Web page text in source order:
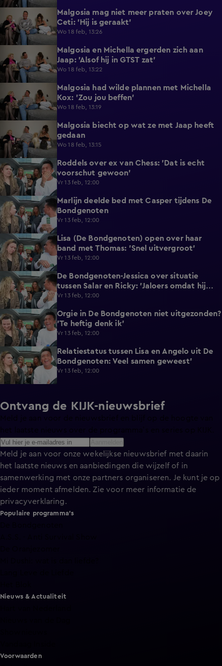
Malgosia mag niet meer praten over Joey
Ceti: 'Hij is geraakt'
Wo 18 feb, 13:26
Malgosia en Michella ergerden zich aan
Jaap: 'Alsof hij in GTST zat'
Wo 18 feb, 13:22
Malgosia had wilde plannen met Michella
Kox: 'Zou jou beffen'
Wo 18 feb, 13:19
Malgosia biecht op wat ze met Jaap heeft
gedaan
Wo 18 feb, 13:15
0:42
Roddels over ex van Chess: 'Dat is echt
voorschut gewoon'
Vr 13 feb, 12:00
1:27
Marlijn deelde bed met Casper tijdens De
Bondgenoten
Vr 13 feb, 12:00
1:52
Lisa (De Bondgenoten) open over haar
band met Thomas: 'Snel uitvergroot'
Vr 13 feb, 12:00
0:37
De Bondgenoten-Jessica over situatie
tussen Salar en Ricky: 'Jaloers omdat hij
knap is'
Vr 13 feb, 12:00
1:21
Orgie in De Bondgenoten niet uitgezonden?
'Te heftig denk ik'
Vr 13 feb, 12:00
1:25
Relatiestatus tussen Lisa en Angelo uit De
Bondgenoten: Veel samen geweest'
Vr 13 feb, 12:00
Ontvang de KIJK-nieuwsbrief
Meld je aan voor de nieuwsbrief en blijf op de hoogte van
Meld je aan voor onze wekelijkse nieuwsbrief met daarin
het laatste nieuws en aanbiedingen die wijzelf of in
samenwerking met onze partners organiseren. Je kunt je op
ieder moment afmelden. Zie voor meer informatie de
privacyverklaring.
Populaire programma's
Nieuws & Actualiteit
Voorwaarden